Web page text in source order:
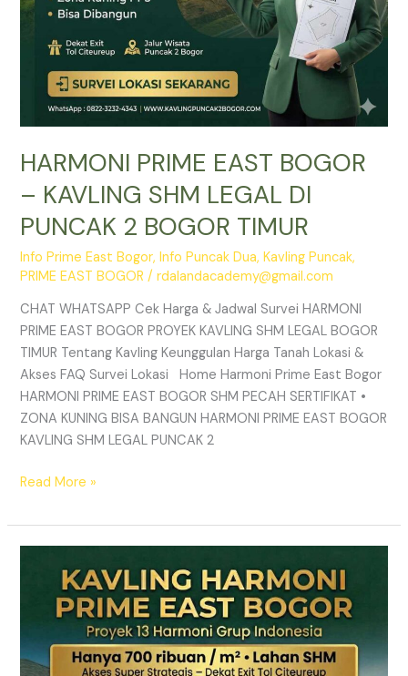
HARMONI PRIME EAST BOGOR
– KAVLING SHM LEGAL DI
PUNCAK 2 BOGOR TIMUR
Info Prime East Bogor,Info Puncak Dua,Kavling Puncak,
PRIME EAST BOGOR /rdalandacademy@gmail.com
CHAT WHATSAPP Cek Harga & Jadwal Survei HARMONI
PRIME EAST BOGOR PROYEK KAVLING SHM LEGAL BOGOR
TIMUR Tentang Kavling Keunggulan Harga Tanah Lokasi &
Akses FAQ Survei Lokasi Home Harmoni Prime East Bogor
HARMONI PRIME EAST BOGOR SHM PECAH SERTIFIKAT •
ZONA KUNING BISA BANGUN HARMONI PRIME EAST BOGOR
KAVLING SHM LEGAL PUNCAK 2
BOGOR
Read More »
HARMONI
BOGOR
|